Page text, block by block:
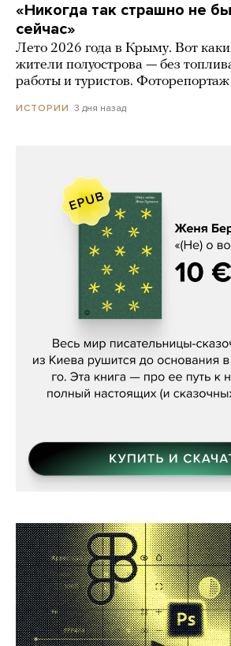
«Никогда так страшно не
сейчас»
Лето 2026 года в Крыму. Вот
жители полуострова — без
работы и туристов. Фоторепортаж
ИСТОРИИ 3 дня назад
Женя Бережная, «(Не)